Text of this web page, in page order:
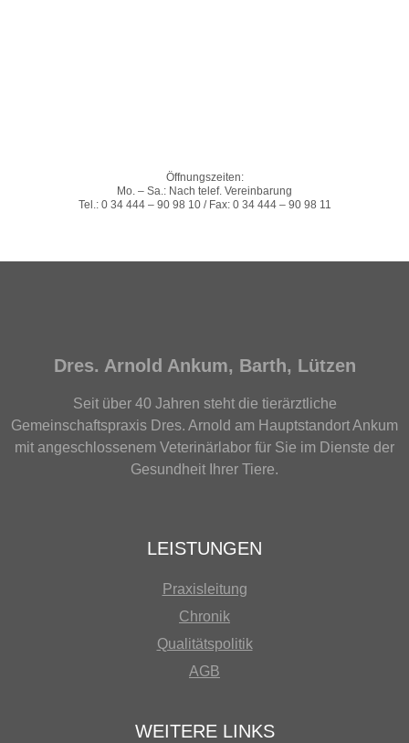
Öffnungszeiten:
Mo. – Sa.: Nach telef. Vereinbarung
Tel.: 0 34 444 – 90 98 10 / Fax: 0 34 444 – 90 98 11
Dres. Arnold Ankum, Barth, Lützen
Seit über 40 Jahren steht die tierärztliche
Gemeinschaftspraxis Dres. Arnold am Hauptstandort Ankum
mit angeschlossenem Veterinärlabor für Sie im Dienste der
Gesundheit Ihrer Tiere.
LEISTUNGEN
Praxisleitung
Chronik
Qualitätspolitik
AGB
WEITERE LINKS